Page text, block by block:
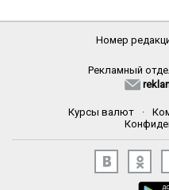
Номер
Рекламный
Курсы валют ·